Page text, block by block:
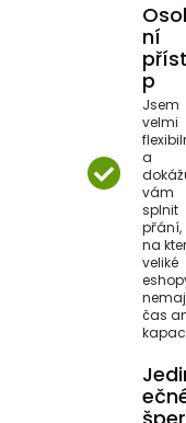
ní
p
Jsem
velmi
a
vám
splnit
přání,
na
veliké
čas